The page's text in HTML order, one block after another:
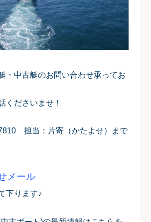
・中古艇のお問い合わせ承ってお
くださいませ！
担当：片寄（かたよせ）まで
メール
下ります♪